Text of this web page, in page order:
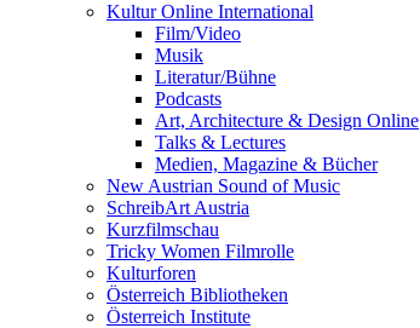
Kultur Online International
Film/Video
Musik
Literatur/Bühne
Podcasts
Art, Architecture & Design Online
Talks & Lectures
Medien, Magazine & Bücher
New Austrian Sound of Music
SchreibArt Austria
Kurzfilmschau
Tricky Women Filmrolle
Kulturforen
Österreich Bibliotheken
Österreich Institute